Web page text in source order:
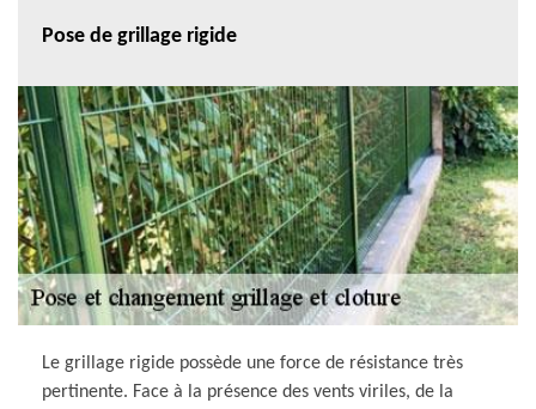
Pose de grillage rigide
Le grillage rigide possède une force de résistance très
pertinente. Face à la présence des vents viriles, de la